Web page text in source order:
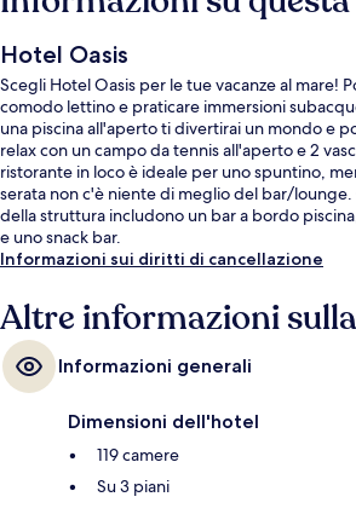
Hotel Oasis
Scegli Hotel Oasis per le tue vacanze al mare!
comodo lettino e praticare immersioni
una piscina all'aperto ti divertirai un mondo e
relax con un campo da tennis all'aperto e 2
ristorante in loco è ideale per uno spuntino,
serata non c'è niente di meglio del bar/
della struttura includono un bar a bordo
e uno snack bar.
Informazioni sui diritti di cancellazione
Altre informazioni
Informazioni generali
Dimensioni dell'hotel
119 camere
Su 3 piani